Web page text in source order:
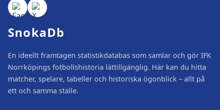
SnokaDb
En ideellt framtagen statistikdatabas som samlar och gör IFK
Norrköpings fotbollshistoria lättillgänglig. Här kan du hitta
matcher, spelare, tabeller och historiska ögonblick – allt på
ett och samma ställe.